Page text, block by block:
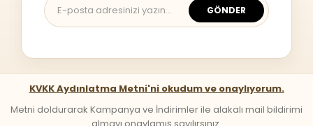
GÖNDER
KVKK Aydınlatma Metni'ni okudum ve onaylıyorum.
Metni doldurarak Kampanya ve İndirimler ile alakalı mail bildirimi